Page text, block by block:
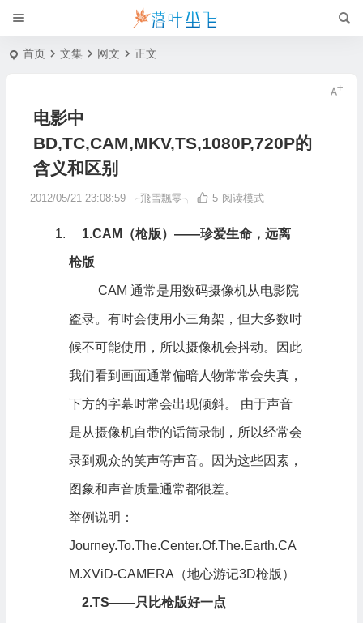
首页 文集 网文 正文
电影中
BD,TC,CAM,MKV,TS,1080P,720P的
含义和区别
2012/05/21 23:08:59 ╭飛雪飄零╮ 5 阅读模式
1.CAM（枪版）——珍爱生命，远离
枪版
CAM 通常是用数码摄像机从电影院
盗录。有时会使用小三角架，但大多数时
候不可能使用，所以摄像机会抖动。因此
我们看到画面通常偏暗人物常常会失真，
下方的字幕时常会出现倾斜。 由于声音
是从摄像机自带的话筒录制，所以经常会
录到观众的笑声等声音。因为这些因素，
图象和声音质量通常都很差。
举例说明：
Journey.To.The.Center.Of.The.Earth.CA
M.XViD-CAMERA（地心游记3D枪版）
2.TS——只比枪版好一点